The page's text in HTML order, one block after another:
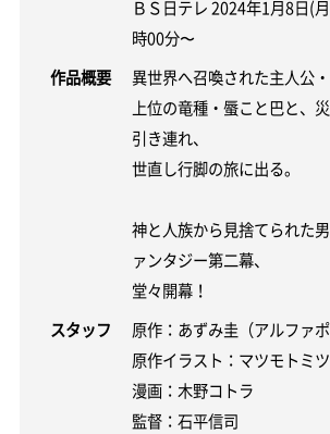
ＢＳ日テレ 2024年1月8日(
時00分〜
作品概要
異世界へ召喚された主人公・
上位の竜種・蜃こと巴と、
引き連れ、
世直し行脚の旅に出る。
神と人族から見捨てられた
ァンタジー第二幕、
堂々開幕！
スタッフ
原作：あずみ圭（アルファポ
原作イラスト：マツモトミ
漫画：木野コトラ
監督：石平信司